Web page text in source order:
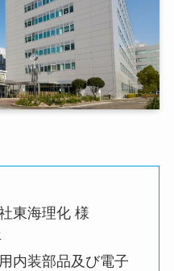
海理化 様
内装部品及び電子